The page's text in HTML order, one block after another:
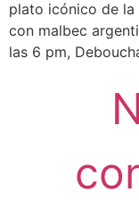
plato icónico de la
con malbec
las 6 pm,